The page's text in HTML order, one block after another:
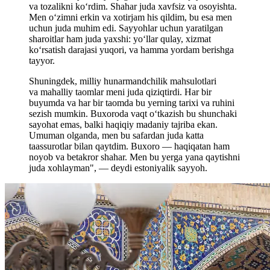
va tozalikni ko‘rdim. Shahar juda xavfsiz va osoyishta.
Men o‘zimni erkin va xotirjam his qildim, bu esa men
uchun juda muhim edi. Sayyohlar uchun yaratilgan
sharoitlar ham juda yaxshi: yo‘llar qulay, xizmat
ko‘rsatish darajasi yuqori, va hamma yordam berishga
tayyor.
Shuningdek, milliy hunarmandchilik mahsulotlari
va mahalliy taomlar meni juda qiziqtirdi. Har bir
buyumda va har bir taomda bu yerning tarixi va ruhini
sezish mumkin. Buxoroda vaqt o‘tkazish bu shunchaki
sayohat emas, balki haqiqiy madaniy tajriba ekan.
Umuman olganda, men bu safardan juda katta
taassurotlar bilan qaytdim. Buxoro — haqiqatan ham
noyob va betakror shahar. Men bu yerga yana qaytishni
juda xohlayman", — deydi estoniyalik sayyoh.